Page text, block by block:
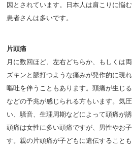
因とされています。日本人は肩こりに悩
患者さんは多いです。
片頭痛
月に数回ほど、左右どちらか、もしくは
ズキンと脈打つような痛みが発作的に現
嘔吐を伴うこともあります。頭痛が生じ
などの予兆が感じられる方もいます。気
い、騒音、生理周期などによって頭痛が
頭痛は女性に多い頭痛ですが、男性やお
す。親の片頭痛が子どもに遺伝することも